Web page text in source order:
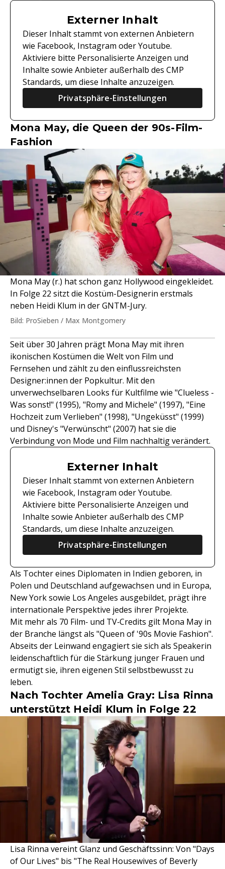
Externer Inhalt
Dieser Inhalt stammt von externen Anbietern
wie Facebook, Instagram oder Youtube.
Aktiviere bitte Personalisierte Anzeigen und
Inhalte sowie Anbieter außerhalb des CMP
Standards, um diese Inhalte anzuzeigen.
Privatsphäre-Einstellungen
Mona May, die Queen der 90s-Film-
Fashion
Mona May (r.) hat schon ganz Hollywood eingekleidet.
In Folge 22 sitzt die Kostüm-Designerin erstmals
neben Heidi Klum in der GNTM-Jury.
Bild: ProSieben / Max Montgomery
Seit über 30 Jahren prägt Mona May mit ihren
ikonischen Kostümen die Welt von Film und
Fernsehen und zählt zu den einflussreichsten
Designer:innen der Popkultur. Mit den
unverwechselbaren Looks für Kultfilme wie "Clueless -
Was sonst!" (1995), "Romy and Michele" (1997), "Eine
Hochzeit zum Verlieben" (1998), "Ungeküsst" (1999)
und Disney's "Verwünscht" (2007) hat sie die
Verbindung von Mode und Film nachhaltig verändert.
Externer Inhalt
Dieser Inhalt stammt von externen Anbietern
wie Facebook, Instagram oder Youtube.
Aktiviere bitte Personalisierte Anzeigen und
Inhalte sowie Anbieter außerhalb des CMP
Standards, um diese Inhalte anzuzeigen.
Privatsphäre-Einstellungen
Als Tochter eines Diplomaten in Indien geboren, in
Polen und Deutschland aufgewachsen und in Europa,
New York sowie Los Angeles ausgebildet, prägt ihre
internationale Perspektive jedes ihrer Projekte.
Mit mehr als 70 Film‑ und TV‑Credits gilt Mona May in
der Branche längst als "Queen of '90s Movie Fashion".
Abseits der Leinwand engagiert sie sich als Speakerin
leidenschaftlich für die Stärkung junger Frauen und
ermutigt sie, ihren eigenen Stil selbstbewusst zu
leben.
Nach Tochter Amelia Gray: Lisa Rinna
unterstützt Heidi Klum in Folge 22
Lisa Rinna vereint Glanz und Geschäftssinn: Von "Days
of Our Lives" bis "The Real Housewives of Beverly